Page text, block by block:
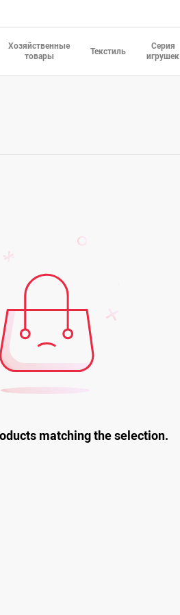
Хозяйственные
товары
Текстиль
Серия
игрушек
matching the selection.